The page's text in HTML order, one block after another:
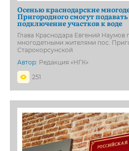
Осенью краснодарские
Пригородного смогут
подключение участков к воде
Глава Краснодара Евгений Наумов
многодетными жителями пос.
Старокорсунской
Автор: Редакция «НГК»
251